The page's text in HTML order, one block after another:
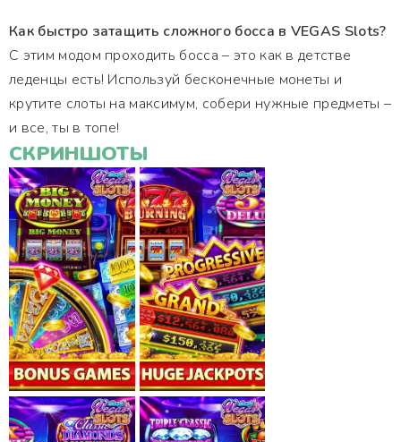
Как быстро затащить сложного босса в VEGAS Slots?
С этим модом проходить босса – это как в детстве
леденцы есть! Используй бесконечные монеты и
крутите слоты на максимум, собери нужные предметы –
и все, ты в топе!
СКРИНШОТЫ